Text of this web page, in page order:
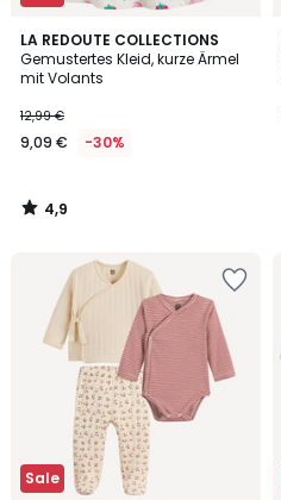
LA REDOUTE COLLECTIONS
Gemustertes Kleid, kurze Ärmel
mit Volants
12,99 €
9,09 € -30%
4,9
/ 5
4,9
/
Sale